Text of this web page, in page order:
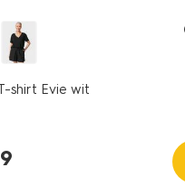
shirt Evie wit